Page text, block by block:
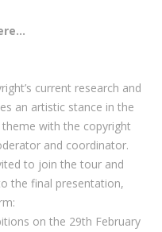
current research and
an artistic stance in the
with the copyright
and coordinator.
to join the tour and
the final presentation,
on the 29th February